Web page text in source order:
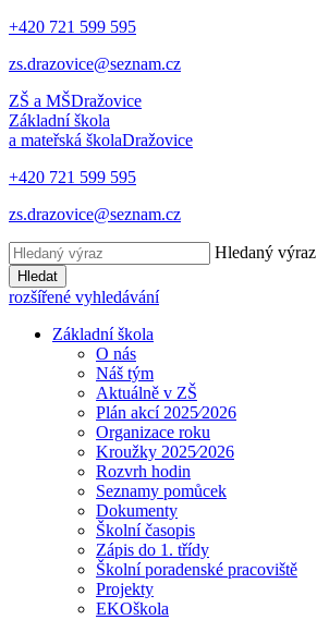
+420 721 599 595
zs.drazovice@seznam.cz
ZŠ a MŠDražovice
Základní škola
a mateřská školaDražovice
+420 721 599 595
zs.drazovice@seznam.cz
Hledaný výraz
Hledat
rozšířené vyhledávání
Základní škola
O nás
Náš tým
Aktuálně v ZŠ
Plán akcí 2025⁄2026
Organizace roku
Kroužky 2025⁄2026
Rozvrh hodin
Seznamy pomůcek
Dokumenty
Školní časopis
Zápis do 1. třídy
Školní poradenské pracoviště
Projekty
EKOškola